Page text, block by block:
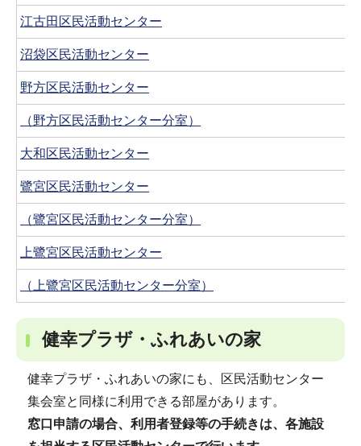
江古田区民活動センター
沼袋区民活動センター
野方区民活動センター
（野方区民活動センター分室）
大和区民活動センター
鷺宮区民活動センター
（鷺宮区民活動センター分室）
上鷺宮区民活動センター
（上鷺宮区民活動センター分室）
健幸プラザ・ふれあいの家
健幸プラザ・ふれあいの家にも、区民活動センター
集会室と同様に利用できる部屋があります。
窓口申請の場合、利用者登録等の手続きは、各施設